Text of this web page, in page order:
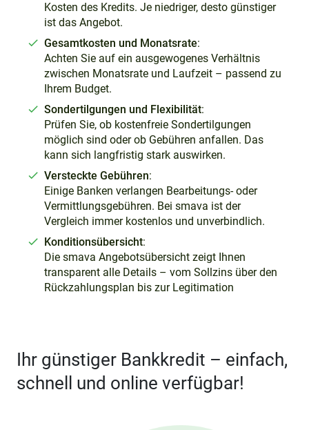
Kosten des Kredits. Je niedriger, desto günstiger
ist das Angebot.
Gesamtkosten und Monatsrate:
Achten Sie auf ein ausgewogenes Verhältnis
zwischen Monatsrate und Laufzeit – passend zu
Ihrem Budget.
Sondertilgungen und Flexibilität:
Prüfen Sie, ob kostenfreie Sondertilgungen
möglich sind oder ob Gebühren anfallen. Das
kann sich langfristig stark auswirken.
Versteckte Gebühren:
Einige Banken verlangen Bearbeitungs- oder
Vermittlungsgebühren. Bei smava ist der
Vergleich immer kostenlos und unverbindlich.
Konditionsübersicht:
Die smava Angebotsübersicht zeigt Ihnen
transparent alle Details – vom Sollzins über den
Rückzahlungsplan bis zur Legitimation
Ihr günstiger Bankkredit – einfach,
schnell und online verfügbar!